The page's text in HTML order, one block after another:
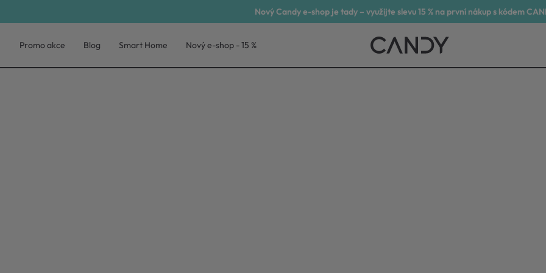
Nový Candy e-shop je tady – využijte slevu 15 % na první nákup s kódem
Promo akce Blog Smart Home Nový e-shop - 15 %